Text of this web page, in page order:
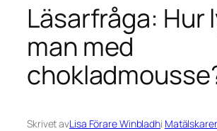
Läsarfråga: Hur
man med
Skrivet avLisa Förare Winbladhi